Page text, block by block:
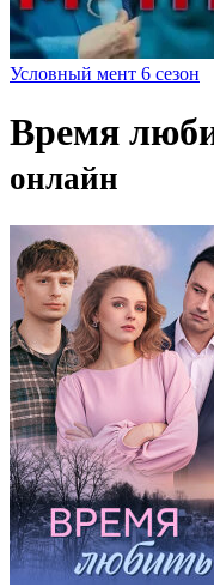
Условный мент 6 сезон
Время
онлайн